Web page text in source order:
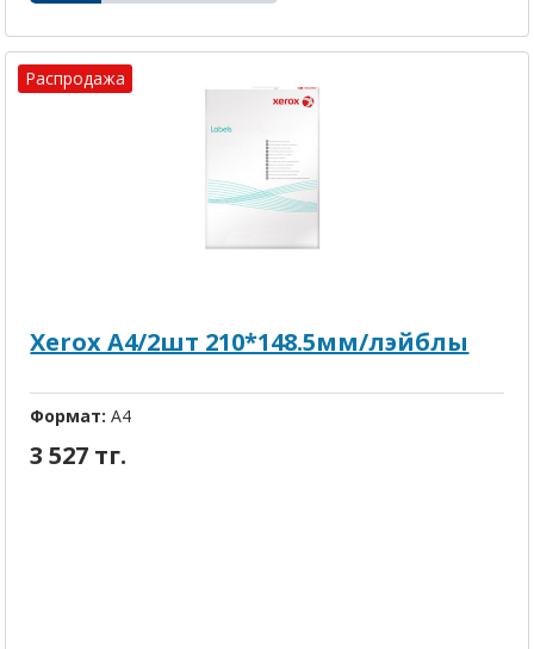
Распродажа
Xerox A4/2шт 210*148.5мм/лэйблы
Формат:A4
3 527 тг.